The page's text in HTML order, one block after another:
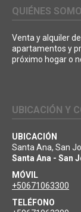
QUIÉNES
Venta y alquiler
apartamentos y
próximo hogar o
UBICACIÓN Y
UBICACIÓN
Santa Ana, San
Santa Ana - San
MÓVIL
+50671063300
TELÉFONO